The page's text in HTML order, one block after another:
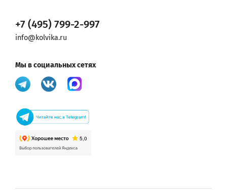
+7 (495) 799-2-997
info@kolvika.ru
Мы в социальных сетях